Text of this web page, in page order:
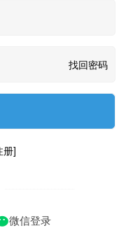
找回密码
册]
微信登录